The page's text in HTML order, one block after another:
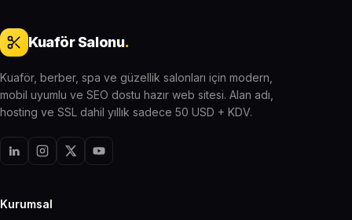
Kuaför Salonu.
Kuaför, berber, spa ve güzellik salonları için modern,
mobil uyumlu ve SEO dostu hazır web sitesi. Alan adı,
hosting ve SSL dahil yıllık sadece 50 USD + KDV.
Kurumsal